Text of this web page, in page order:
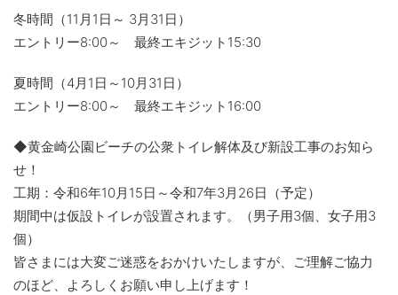
冬時間（11月1日～ 3月31日）
エントリー8:00～ 最終エキジット15:30
夏時間（4月1日～10月31日）
エントリー8:00～ 最終エキジット16:00
◆黄金崎公園ビーチの公衆トイレ解体及び新設工事のお知ら
せ！
工期：令和6年10月15日～令和7年3月26日（予定）
期間中は仮設トイレが設置されます。（男子用3個、女子用3
個）
皆さまには大変ご迷惑をおかけいたしますが、ご理解ご協力
のほど、よろしくお願い申し上げます！